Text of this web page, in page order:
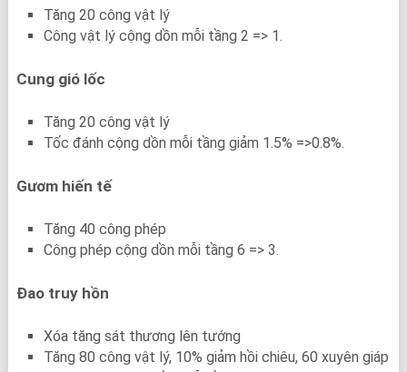
Tăng 20 công vật lý
Công vật lý cộng dồn mỗi tầng 2 => 1.
Cung gió lốc
Tăng 20 công vật lý
Tốc đánh cộng dồn mỗi tầng giảm 1.5% =>0.8%.
Gươm hiến tế
Tăng 40 công phép
Công phép cộng dồn mỗi tầng 6 => 3.
Đao truy hồn
Xóa tăng sát thương lên tướng
Tăng 80 công vật lý, 10% giảm hồi chiêu, 60 xuyên giáp